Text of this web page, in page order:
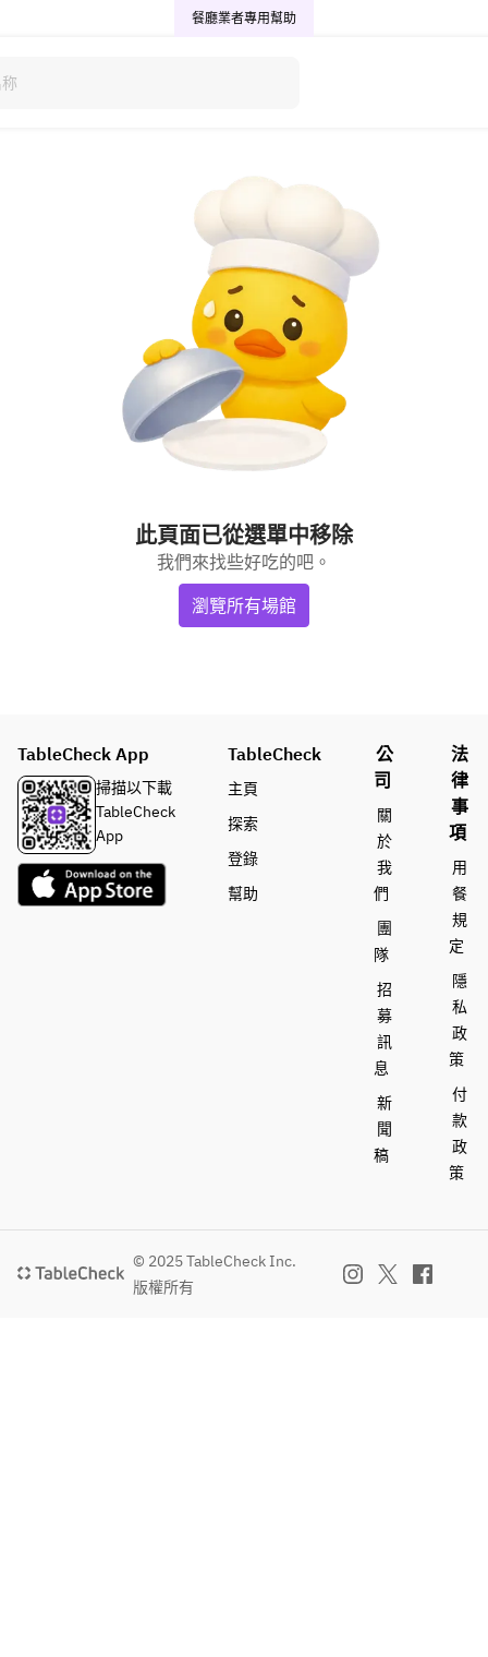
餐廳業者專用幫助
此頁面已從選單中移除
我們來找些好吃的吧。
瀏覽所有場館
TableCheck App
掃描以下載
TableCheck
App
TableCheck
主頁
探索
登錄
幫助
公
司
關
於
我
們
團
隊
招
募
訊
息
新
聞
稿
法
律
事
項
用
餐
規
定
隱
私
政
策
付
款
政
策
© 2025 TableCheck Inc.
版權所有